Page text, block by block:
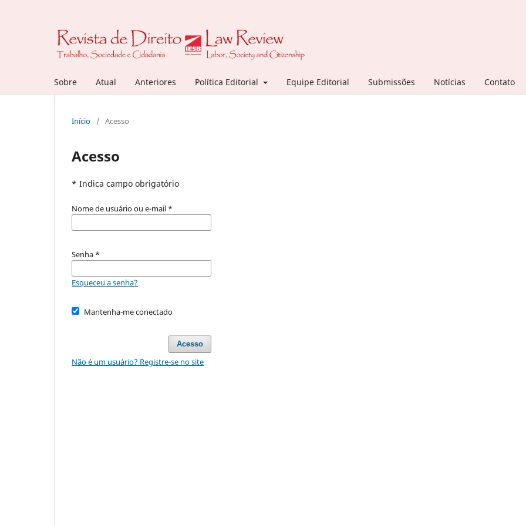
Sobre Atual Anteriores Política Editorial Equipe Editorial Submissões Notícias Contato
Início / Acesso
Acesso
* Indica campo obrigatório
Nome de usuário ou e-mail *
Senha *
Esqueceu a senha?
Mantenha-me conectado
Acesso
Não é um usuário? Registre-se no site